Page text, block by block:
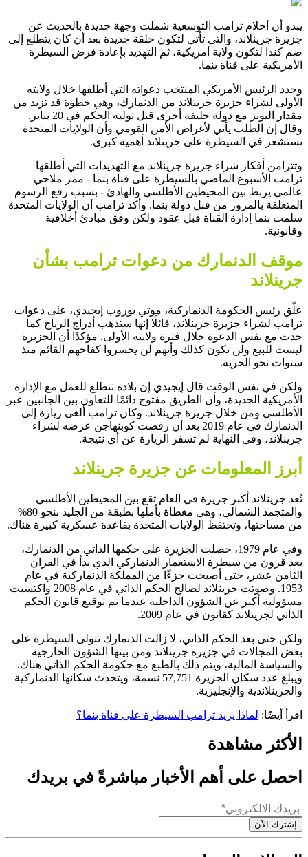
يبدو أن أحلام ترامب التوسعية شملت وجهة جديدة بالحديث عن
جزيرة جرينلاند، والتي تأتي لتكون حلقة جديدة بعد أن كان يتطلع إلى
ضم كندا لتكون ولاية أمريكية، ثم التهديد بإعادة فرض السيطرة
الأمريكية على قناة بنما.
وجدد الرئيس الأمريكي المنتخب دعواته التي أطلقها خلال ولايته
الأولى لشراء جزيرة جرينلاند من الدنمارك، وهي خطوة قد تزيد من
مقدار التوتر مع دولة حليفة أخرى قبل توليه الحكم في 20 يناير.
وقال إن الطلب يأتي لأغراض الأمن القومي وأن الولايات المتحدة
تستشعر في السيطرة على جرينلاند أهمية كبرى.
وتتزامن أفكار شراء جزيرة جرينلاند مع التهديدات التي أطلقها
ترامب الأسبوع الماضي بالسيطرة على قناة بنما - ممر ملاحي
عالمي يربط بين المحيطين الأطلسي والهادئ - بسبب رفع الرسوم
المتعلقة بالمرور من قبل دولة بنما. وأكد ترامب أن الولايات المتحدة
سلمت بنما إدارة القناة قبل عقود ولكن وفق مبادئ أخلاقية
وقانونية.
موقف الدنمارك من دعوات ترامب بشأن
جرينلاند
علّق رئيس الحكومة الدنماركية، موتي بوروب إيجيدي، على دعوات
ترامب لشراء جزيرة جرينلاند، قائلًا إنها ستذهب أدراج الرياح كما
حدث مع نفس الدعوة خلال فترة ولايته الأولى. مؤكدًا أن الجزيرة
ليست للبيع ولن تكون كذلك وأنهم لن يخسروا كفاحهم القائم منذ
سنوات نحو الحرية.
ولكن في نفس الوقت قال إيجيدي إن بلاده تتطلع للعمل مع الإدارة
الأمريكية الجديدة، وأن الطريق مفتوح دائمًا للتعاون بين الجانبين عبر
الأطلسي ومن خلال جزيرة جرينلاند. وكان ترامب ألغى زيارة إلى
الدنمارك في عام 2019 بعد أن رفضت كوبنهاجن عرضه لشراء
جرينلاند، وفي النهاية لم تسفر الزيارة عن أي نتيجة.
أبرز المعلومات عن جزيرة جرينلاند
تُعد جرينلاند أكبر جزيرة في العام تقع بين المحيطين الأطلسي
والمتجمد الشمالي، وهي مغطاة بأملها بطبقة من الجليد بنحو 80%
من مساحتها، وتحتفظ الولايات المتحدة بقاعدة عسكرية كبيرة هناك.
وفي عام 1979، حصلت الجزيرة على حكمها الذاتي من الدنمارك،
بعد قرون من سيطرة الاستعمار الدنماركي الذي بدأ في القران
الثامن عشر، حتى أصبحت جزءّا من المملكة الدنماركية في عام
1953. وصوتت جرينلاند لصالح الحكم الذاتي في عام 2008 واكتسبت
مسؤولية أكبر عن الشؤون الداخلية عندما تم توقيع قانون الحكم
الذاتي لجرينلاند كقانون في عام 2009.
ولكن حتى بعد الحكم الذاتي، لا زالت الدنمارك تتولى السيطرة على
بعض المجالات في جزيرة جرينلاند ومن بينها الشؤون الخارجية
والسياسة المالية، ويتم ذلك بالطبع مع حكومة الحكم الذاتي هناك.
ويبلغ عدد سكان الجزيرة 57,751 نسمة، ويتحدث سكانها الدنماركية
والجرينلاندية والإنجليزية.
اقرأ أيضًا: لماذا يريد ترامب السيطرة على قناة بنما؟
الأكثر مشاهدة
احصل على أهم الأخبار مباشرةً في بريدك
إشترك الآن